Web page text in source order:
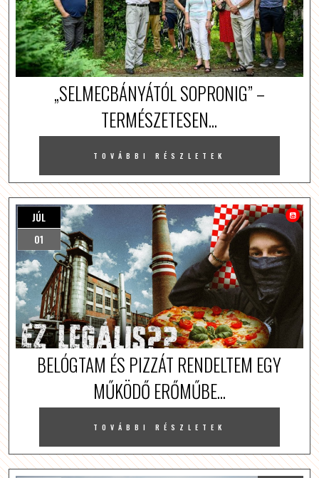
„SELMECBÁNYÁTÓL SOPRONIG” –
TERMÉSZETESEN...
TOVÁBBI RÉSZLETEK
JÚL
01
BELÓGTAM ÉS PIZZÁT RENDELTEM EGY
MŰKÖDŐ ERŐMŰBE...
TOVÁBBI RÉSZLETEK